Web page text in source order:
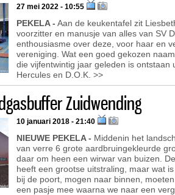
27 mei 2022 - 10:55
PEKELA - Aan de keukentafel zit
voorzitter en manusje van alles van SV
enthousiasme over deze, voor haar en
vereniging. Wat een goed gekozen
die vijfentwintig jaar geleden is ontstaan
Hercules en D.O.K. >>
Zuidwending
10 januari 2018 - 21:40
NIEUWE PEKELA - Middenin het
van verre 6 grote aardbruingekleurde
daar om heen een wirwar van buizen.
heeft een grootse uitstraling, maar wat
bij de poort, mogen naar binnen,
een pasje mee waarna we naar een